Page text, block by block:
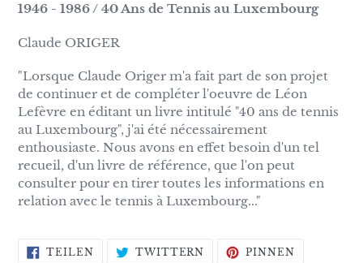
1946 - 1986 / 40 Ans de Tennis au Luxembourg
Claude ORIGER
"Lorsque Claude Origer m'a fait part de son projet
de continuer et de compléter l'oeuvre de Léon
Lefèvre en éditant un livre intitulé "40 ans de tennis
au Luxembourg", j'ai été nécessairement
enthousiaste. Nous avons en effet besoin d'un tel
recueil, d'un livre de référence, que l'on peut
consulter pour en tirer toutes les informations en
relation avec le tennis à Luxembourg..."
TEILENAUF
FACEBOOK
TWITTERN AUF
TWITTER
PINNEN